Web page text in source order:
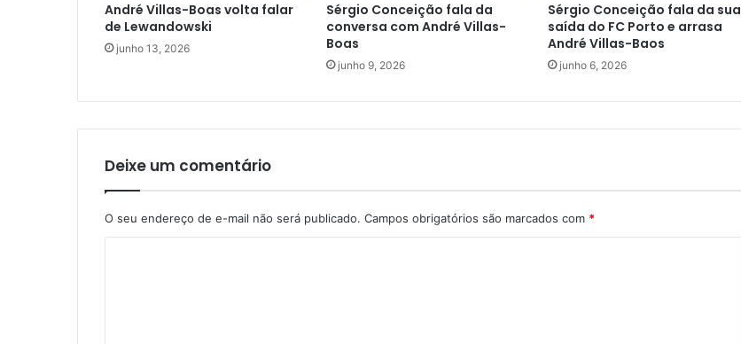
André Villas-Boas volta falar
de Lewandowski
junho 13, 2026
Sérgio Conceição fala da
conversa com André Villas-
Boas
junho 9, 2026
Sérgio Conceição fala da sua
saída do FC Porto e arrasa
André Villas-Baos
junho 6, 2026
Deixe um comentário
O seu endereço de e-mail não será publicado. Campos obrigatórios são marcados com *